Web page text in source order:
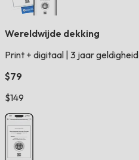
Wereldwijde dekking
Print + digitaal 3 jaar geldigheid
$79
$149